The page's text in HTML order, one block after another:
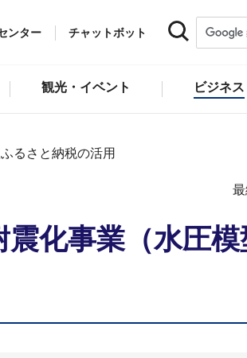
ンター チャットボット
観光・イベント ビジネス
るさと納税の活用
化事業（水圧